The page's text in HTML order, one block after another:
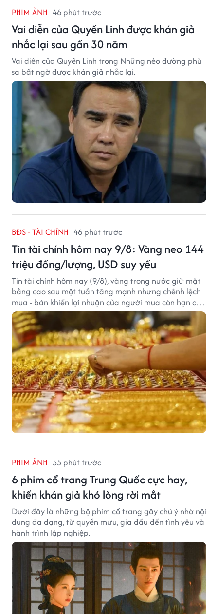
PHIM ẢNH 46 phút trước
Vai diễn của Quyền Linh được khán giả
nhắc lại sau gần 30 năm
Vai diễn của Quyền Linh trong Những nẻo đường phù
sa bất ngờ được khán giả nhắc lại.
BĐS - TÀI CHÍNH 46 phút trước
Tin tài chính hôm nay 9/8: Vàng neo 144
triệu đồng/lượng, USD suy yếu
Tin tài chính hôm nay (9/8), vàng trong nước giữ mặt
bằng cao sau một tuần tăng mạnh nhưng chênh lệch
mua - bán khiến lợi nhuận của người mua còn hạn chế,
trong khi USD chịu sức ép sau dữ liệu việc làm Mỹ gây
thất vọng.
PHIM ẢNH 55 phút trước
6 phim cổ trang Trung Quốc cực hay,
khiến khán giả khó lòng rời mắt
Dưới đây là những bộ phim cổ trang gây chú ý nhờ nội
dung đa dạng, từ quyền mưu, gia đấu đến tình yêu và
hành trình lập nghiệp.